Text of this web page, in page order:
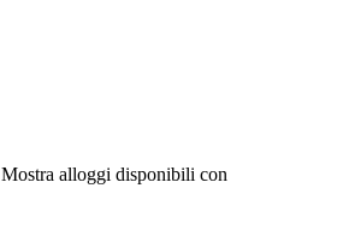
Mostra alloggi disponibili con